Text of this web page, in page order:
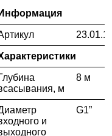
Информация
м
8 м
и
G1”